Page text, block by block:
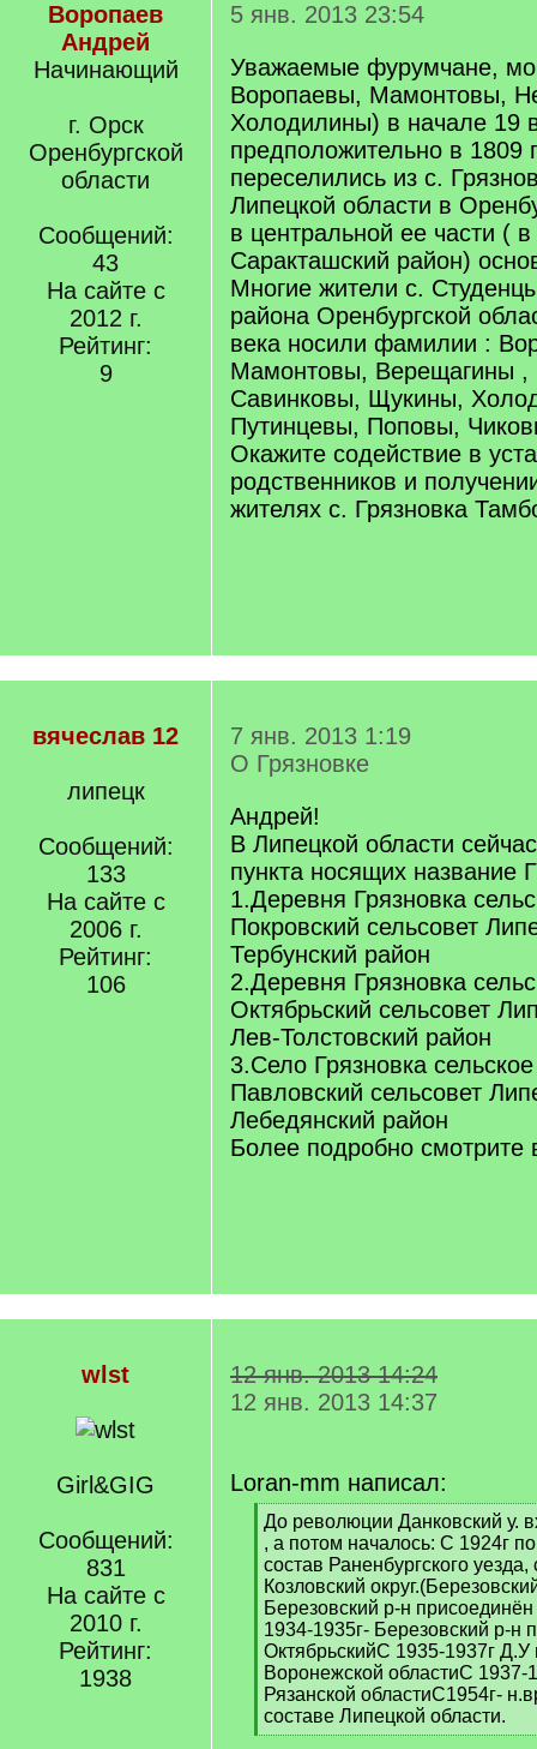
Воропаев
Андрей
Начинающий
г. Орск
Оренбургской
области
Сообщений:
43
На сайте с
2012 г.
Рейтинг:
9
5 янв. 2013 23:54
Уважаемые фурумчане,
Воропаевы, Мамонтовы,
Холодилины) в начале 19
предположительно в 1809
переселились из с.
Липецкой области в
в центральной ее части (
Саракташский район)
Многие жители с.
района Оренбургской
века носили фамилии :
Мамонтовы, Верещагины
Савинковы, Щукины,
Путинцевы, Поповы,
Окажите содействие в
родственников и
жителях с. Грязновка
вячеслав 12
липецк
Сообщений:
133
На сайте с
2006 г.
Рейтинг:
106
7 янв. 2013 1:19
О Грязновке
Андрей!
В Липецкой области
пункта носящих название
1.Деревня Грязновка
Покровский сельсовет
Тербунский район
2.Деревня Грязновка
Октябрьский сельсовет
Лев-Толстовский район
3.Село Грязновка
Павловский сельсовет
Лебедянский район
Более подробно смотрите
wlst
Girl&GIG
Сообщений:
831
На сайте с
2010 г.
Рейтинг:
1938
12 янв. 2013 14:24
12 янв. 2013 14:37
Loran-mm написал:
[
q
]
До революции Данковский у.
, а потом началось: С 1924г
состав Раненбургского
Козловский
Березовский р-н
1934-1935г- Березовский р-н
ОктябрьскийС 1935-1937г Д.У
Воронежской областиС 1937-
Рязанской областиС1954г-
составе Липецкой области.
[